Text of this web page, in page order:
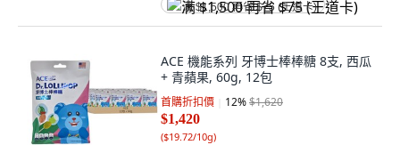
满 $1,500 再省 $75 (王道卡)
ACE 機能系列 牙博士棒棒糖 8支, 西瓜
+ 青蘋果, 60g, 12包
首購折扣價 12%$1,620
$1,420
($19.72/10g)